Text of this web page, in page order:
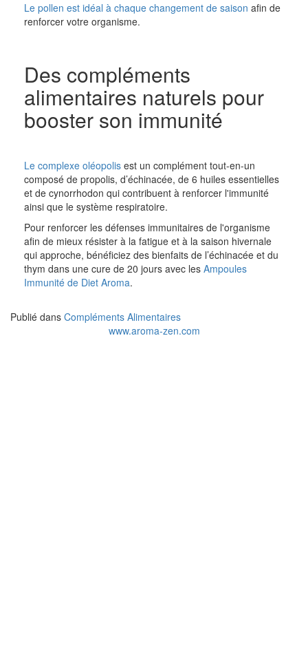
Le pollen est idéal à chaque changement de saison afin de
renforcer votre organisme.
Des compléments
alimentaires naturels pour
booster son immunité
Le complexe oléopolis est un complément tout-en-un
composé de propolis, d’échinacée, de 6 huiles essentielles
et de cynorrhodon qui contribuent à renforcer l'immunité
ainsi que le système respiratoire.
Pour renforcer les défenses immunitaires de l'organisme
afin de mieux résister à la fatigue et à la saison hivernale
qui approche, bénéficiez des bienfaits de l’échinacée et du
thym dans une cure de 20 jours avec les Ampoules
Immunité de Diet Aroma.
Publié dans Compléments Alimentaires
www.aroma-zen.com